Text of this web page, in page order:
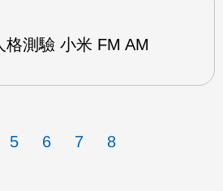
格測驗 小米 FM AM
5 6 7 8